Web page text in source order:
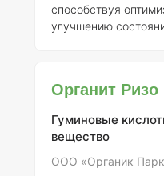
способствуя
улучшению
390-19-1238-1. ### Описание "Микогель" —
содержащее живые
положительно
растений.
Органит Ризо
Гуминовые
вещество
ООО «Органик